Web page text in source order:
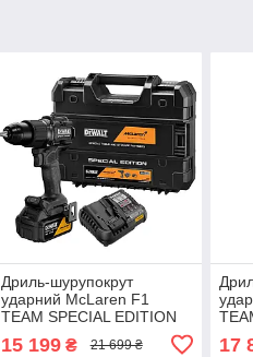
Дриль-шурупокрут
ударний McLaren F1
TEAM SPECIAL EDITION
15 199₴ 21 699 ₴ 17